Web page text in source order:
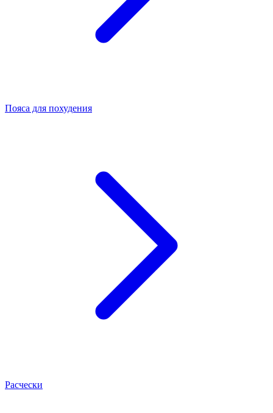
Пояса для похудения
Расчески